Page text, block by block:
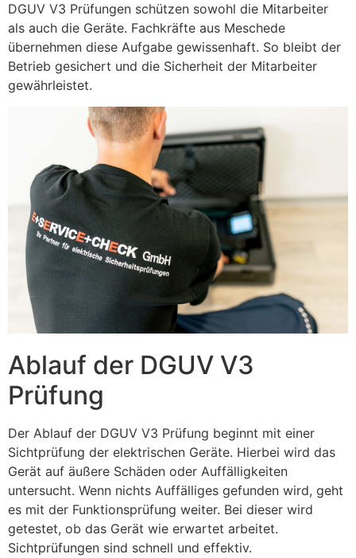
DGUV V3 Prüfungen schützen sowohl die Mitarbeiter
als auch die Geräte. Fachkräfte aus Meschede
übernehmen diese Aufgabe gewissenhaft. So bleibt der
Betrieb gesichert und die Sicherheit der Mitarbeiter
gewährleistet.
Ablauf der DGUV V3
Prüfung
Der Ablauf der DGUV V3 Prüfung beginnt mit einer
Sichtprüfung der elektrischen Geräte. Hierbei wird das
Gerät auf äußere Schäden oder Auffälligkeiten
untersucht. Wenn nichts Auffälliges gefunden wird, geht
es mit der Funktionsprüfung weiter. Bei dieser wird
getestet, ob das Gerät wie erwartet arbeitet.
Sichtprüfungen sind schnell und effektiv.